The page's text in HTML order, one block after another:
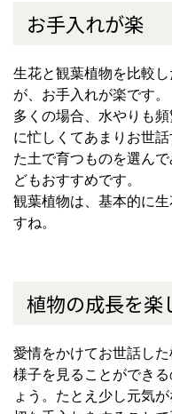
お手入れが楽
生花と観葉植物を比較
が、お手入れが楽です。
多くの場合、水やりも
に忙しくてあまりお世
た土で育つものを選ん
どもおすすめです。
観葉植物は、基本的に
すね。
植物の成長を楽
愛情をかけてお世話し
様子を見ることができ
ょう。たとえ少し元気